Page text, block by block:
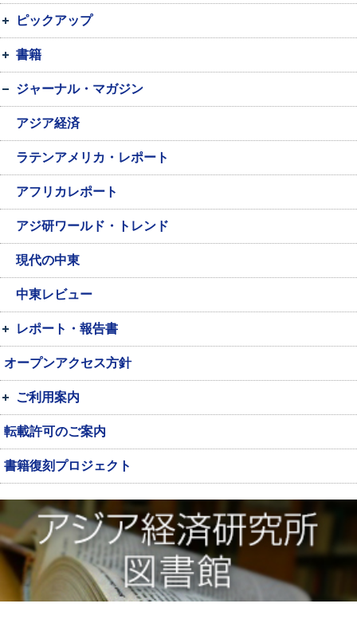
ピックアップ
書籍
ジャーナル・マガジン
アジア経済
ラテンアメリカ・レポート
アフリカレポート
アジ研ワールド・トレンド
現代の中東
中東レビュー
レポート・報告書
オープンアクセス方針
ご利用案内
転載許可のご案内
書籍復刻プロジェクト